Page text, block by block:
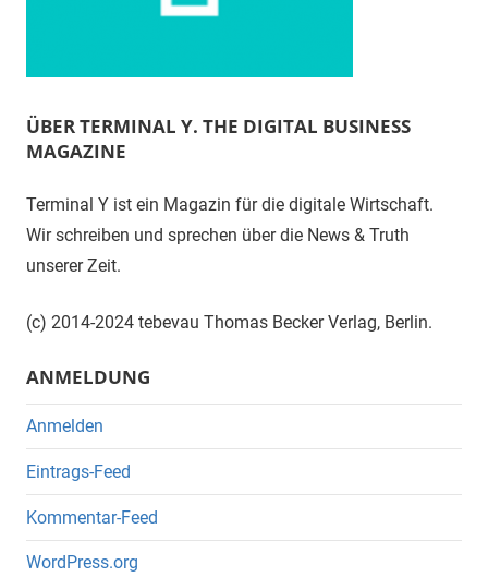
ÜBER TERMINAL Y. THE DIGITAL BUSINESS
MAGAZINE
Terminal Y ist ein Magazin für die digitale Wirtschaft.
Wir schreiben und sprechen über die News & Truth
unserer Zeit.
(c) 2014-2024 tebevau Thomas Becker Verlag, Berlin.
ANMELDUNG
Anmelden
Eintrags-Feed
Kommentar-Feed
WordPress.org